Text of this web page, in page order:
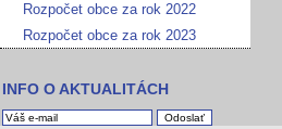
Rozpočet obce za rok 2022
Rozpočet obce za rok 2023
INFO O AKTUALITÁCH